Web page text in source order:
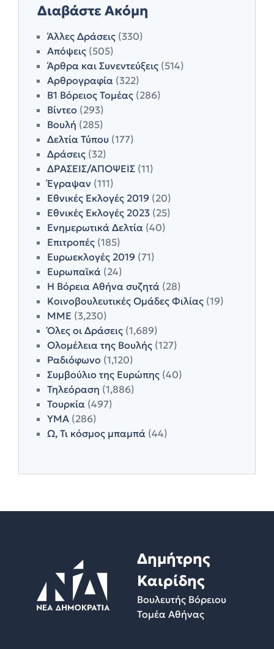
Διαβάστε Ακόμη
Άλλες Δράσεις (330)
Απόψεις (505)
Άρθρα και Συνεντεύξεις (514)
Αρθρογραφία (322)
Β1 Βόρειος Τομέας (286)
Βίντεο (293)
Βουλή (285)
Δελτία Τύπου (177)
Δράσεις (32)
ΔΡΑΣΕΙΣ/ΑΠΟΨΕΙΣ (11)
Έγραψαν (111)
Εθνικές Εκλογές 2019 (20)
Εθνικές Εκλογές 2023 (25)
Ενημερωτικά Δελτία (40)
Επιτροπές (185)
Ευρωεκλογές 2019 (71)
Ευρωπαϊκά (24)
Η Βόρεια Αθήνα συζητά (28)
Κοινοβουλευτικές Ομάδες Φιλίας (19)
ΜΜΕ (3,230)
Όλες οι Δράσεις (1,689)
Ολομέλεια της Βουλής (127)
Ραδιόφωνο (1,120)
Συμβούλιο της Ευρώπης (40)
Τηλεόραση (1,886)
Τουρκία (497)
ΥΜΑ (286)
Ω, Τι κόσμος μπαμπά (44)
Δημήτρης
Καιρίδης
Βουλευτής Βόρειου
Τομέα Αθήνας